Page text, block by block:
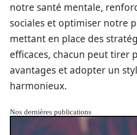
notre santé mentale,
sociales et optimiser notre
mettant en place des
efficaces, chacun peut tirer
avantages et adopter un
harmonieux.
Nos dernières publications